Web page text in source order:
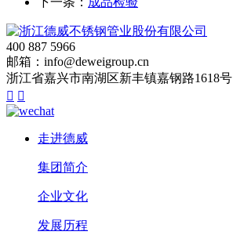
400 887 5966
邮箱：info@deweigroup.cn
浙江省嘉兴市南湖区新丰镇嘉钢路1618号
 
走进德威
集团简介
企业文化
发展历程